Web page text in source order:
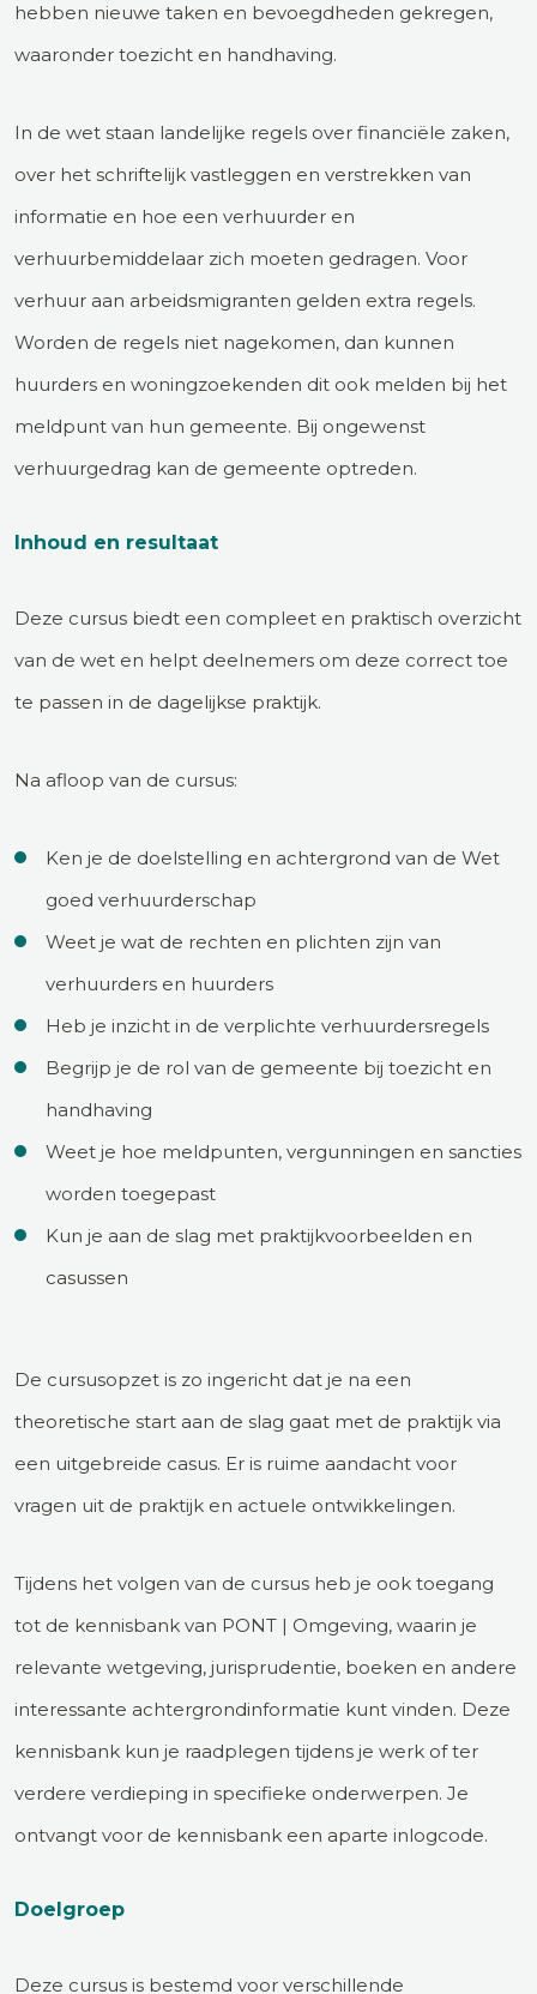
hebben nieuwe taken en bevoegdheden gekregen,
waaronder toezicht en handhaving.
In de wet staan landelijke regels over financiële zaken,
over het schriftelijk vastleggen en verstrekken van
informatie en hoe een verhuurder en
verhuurbemiddelaar zich moeten gedragen. Voor
verhuur aan arbeidsmigranten gelden extra regels.
Worden de regels niet nagekomen, dan kunnen
huurders en woningzoekenden dit ook melden bij het
meldpunt van hun gemeente. Bij ongewenst
verhuurgedrag kan de gemeente optreden.
Inhoud en resultaat
Deze cursus biedt een compleet en praktisch overzicht
van de wet en helpt deelnemers om deze correct toe
te passen in de dagelijkse praktijk.
Na afloop van de cursus:
Ken je de doelstelling en achtergrond van de Wet
goed verhuurderschap
Weet je wat de rechten en plichten zijn van
verhuurders en huurders
Heb je inzicht in de verplichte verhuurdersregels
Begrijp je de rol van de gemeente bij toezicht en
handhaving
Weet je hoe meldpunten, vergunningen en sancties
worden toegepast
Kun je aan de slag met praktijkvoorbeelden en
casussen
De cursusopzet is zo ingericht dat je na een
theoretische start aan de slag gaat met de praktijk via
een uitgebreide casus. Er is ruime aandacht voor
vragen uit de praktijk en actuele ontwikkelingen.
Tijdens het volgen van de cursus heb je ook toegang
tot de kennisbank van PONT | Omgeving, waarin je
relevante wetgeving, jurisprudentie, boeken en andere
interessante achtergrondinformatie kunt vinden. Deze
kennisbank kun je raadplegen tijdens je werk of ter
verdere verdieping in specifieke onderwerpen. Je
ontvangt voor de kennisbank een aparte inlogcode.
Doelgroep
Deze cursus is bestemd voor verschillende